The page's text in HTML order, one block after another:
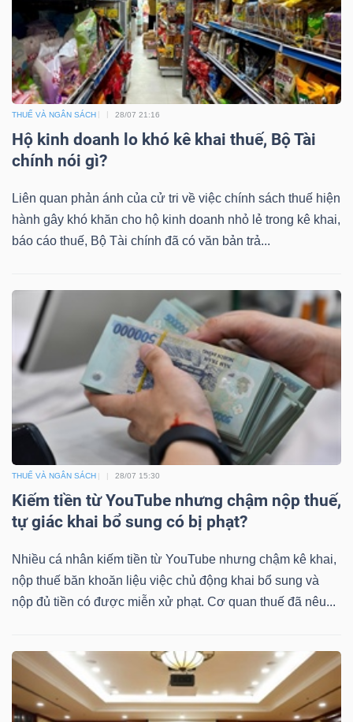
THUẾ VÀ NGÂN SÁCH 28/07 21:16
Hộ kinh doanh lo khó kê khai thuế, Bộ Tài
chính nói gì?
Liên quan phản ánh của cử tri về việc chính sách thuế hiện
hành gây khó khăn cho hộ kinh doanh nhỏ lẻ trong kê khai,
báo cáo thuế, Bộ Tài chính đã có văn bản trả...
THUẾ VÀ NGÂN SÁCH 28/07 15:30
Kiếm tiền từ YouTube nhưng chậm nộp thuế,
tự giác khai bổ sung có bị phạt?
Nhiều cá nhân kiếm tiền từ YouTube nhưng chậm kê khai,
nộp thuế băn khoăn liệu việc chủ động khai bổ sung và
nộp đủ tiền có được miễn xử phạt. Cơ quan thuế đã nêu...